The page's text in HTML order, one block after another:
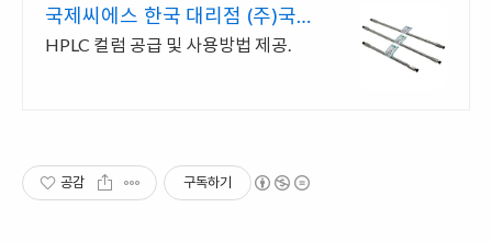
국제씨에스 한국 대리점 (주)국제
씨에스
HPLC 컬럼 공급 및 사용방법 제공.
공감 구독하기